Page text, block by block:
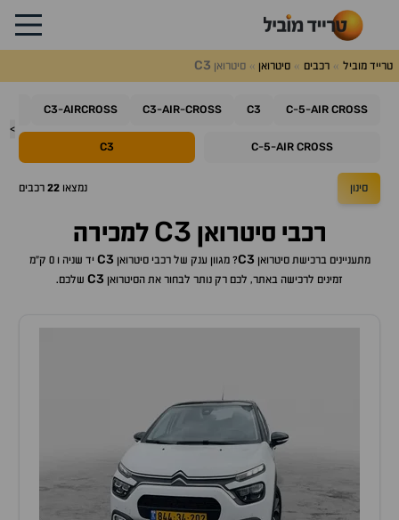
טרייד מוביל רכבים סיטרואן סיטרואן C3
>
C-5-AIR CROSS
C3
C3-AIR-CROSS
C3-AIRCROSS
C-5-AIR CROSS
C3
סינון נמצאו 22 רכבים
רכבי סיטרואן C3 למכירה
מתעניינים ברכישתסיטרואן C3? מגוון ענק של רכביסיטרואן C3
יד שניה ו 0 ק"מ
זמינים לרכישה באתר, לכם רק נותר לבחור את הסיטרואן C3 שלכם.